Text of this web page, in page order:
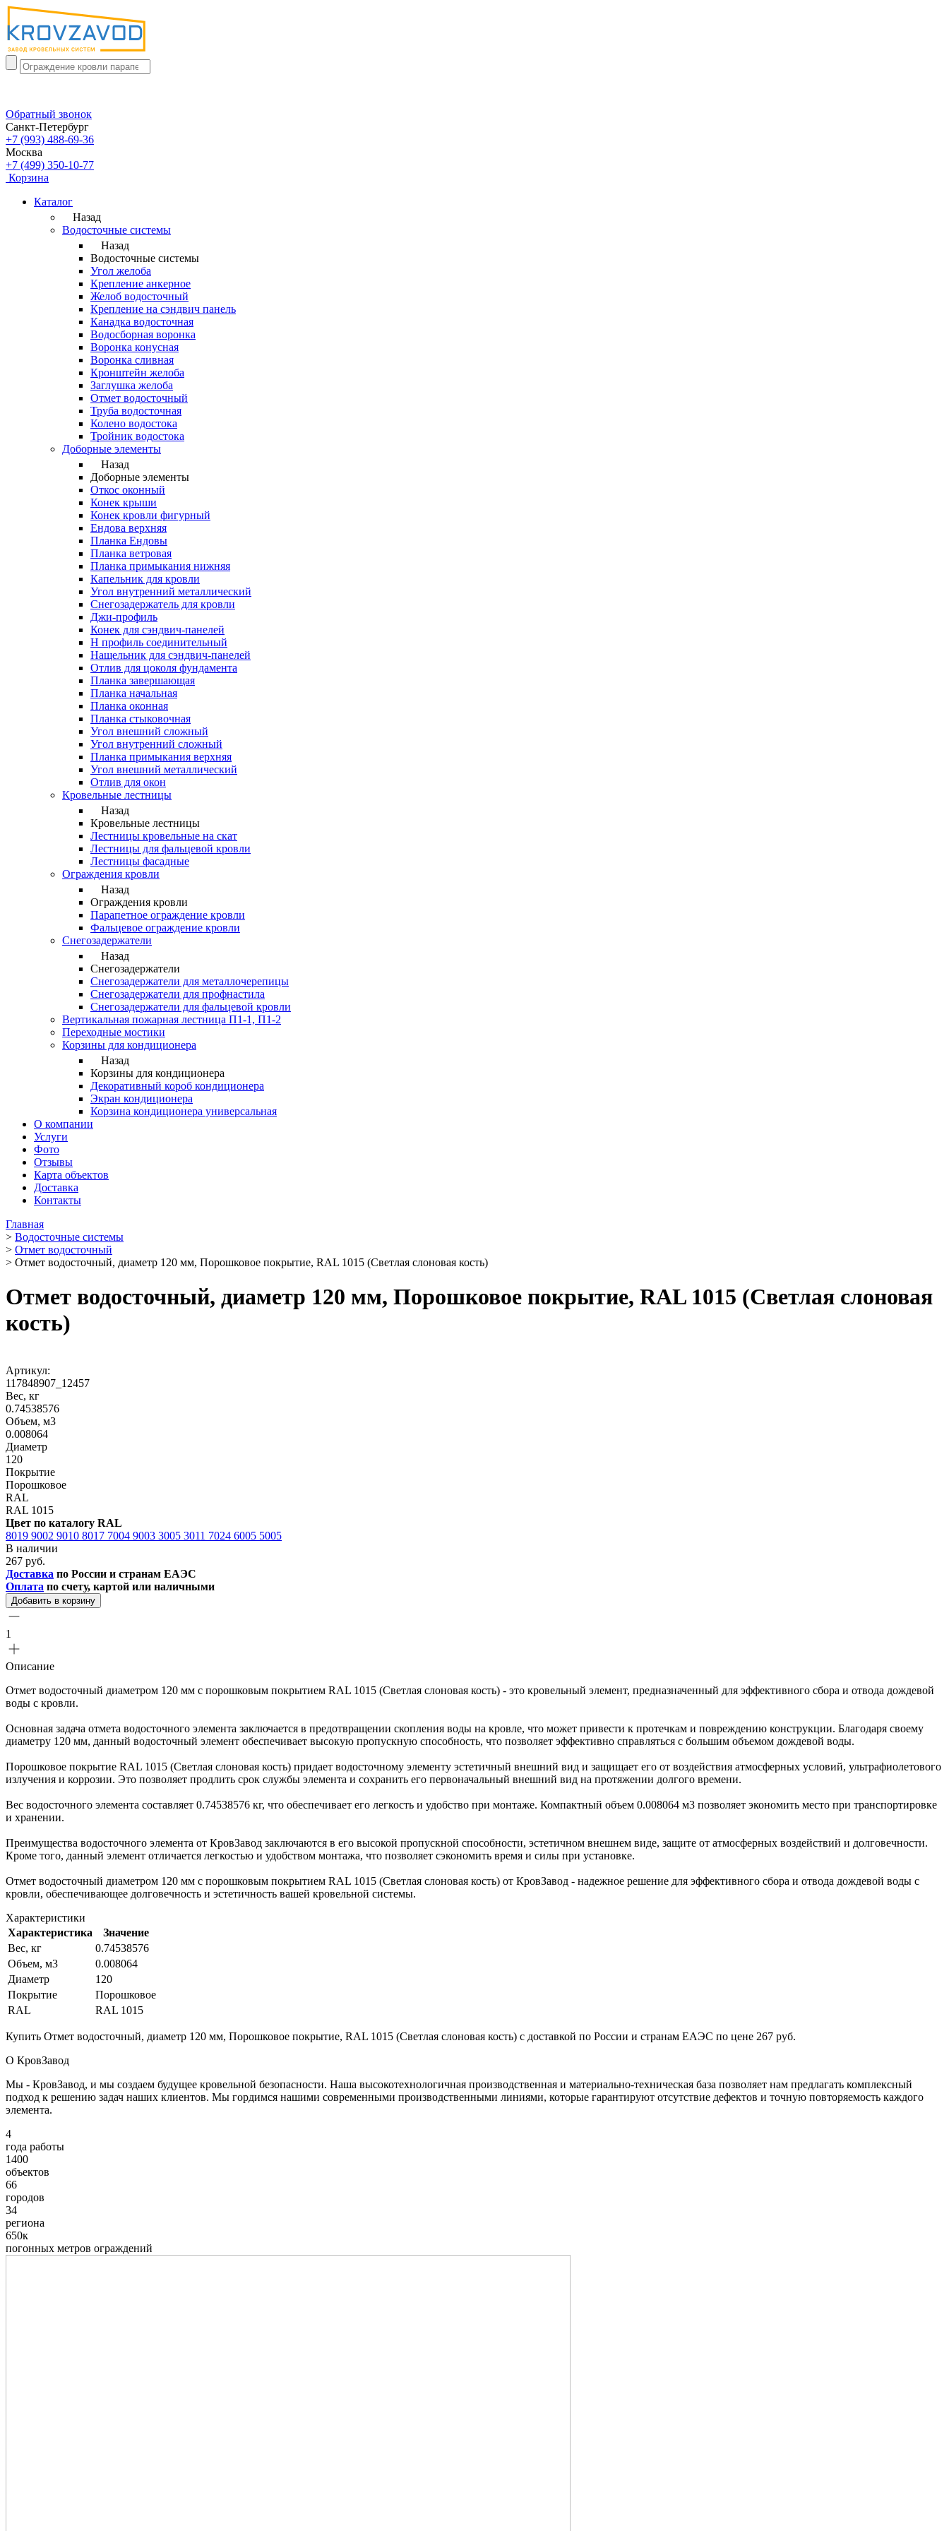
Обратный звонок
Санкт-Петербург
+7 (993) 488-69-36
Москва
+7 (499) 350-10-77
Корзина
Каталог
Назад
Водосточные системы
Назад
Водосточные системы
Угол желоба
Крепление анкерное
Желоб водосточный
Крепление на сэндвич панель
Канадка водосточная
Водосборная воронка
Воронка конусная
Воронка сливная
Кронштейн желоба
Заглушка желоба
Отмет водосточный
Труба водосточная
Колено водостока
Тройник водостока
Доборные элементы
Назад
Доборные элементы
Откос оконный
Конек крыши
Конек кровли фигурный
Ендова верхняя
Планка Ендовы
Планка ветровая
Планка примыкания нижняя
Капельник для кровли
Угол внутренний металлический
Снегозадержатель для кровли
Джи-профиль
Конек для сэндвич-панелей
Н профиль соединительный
Нащельник для сэндвич-панелей
Отлив для цоколя фундамента
Планка завершающая
Планка начальная
Планка оконная
Планка стыковочная
Угол внешний сложный
Угол внутренний сложный
Планка примыкания верхняя
Угол внешний металлический
Отлив для окон
Кровельные лестницы
Назад
Кровельные лестницы
Лестницы кровельные на скат
Лестницы для фальцевой кровли
Лестницы фасадные
Ограждения кровли
Назад
Ограждения кровли
Парапетное ограждение кровли
Фальцевое ограждение кровли
Снегозадержатели
Назад
Снегозадержатели
Снегозадержатели для металлочерепицы
Снегозадержатели для профнастила
Снегозадержатели для фальцевой кровли
Вертикальная пожарная лестница П1-1, П1-2
Переходные мостики
Корзины для кондиционера
Назад
Корзины для кондиционера
Декоративный короб кондиционера
Экран кондиционера
Корзина кондиционера универсальная
О компании
Услуги
Фото
Отзывы
Карта объектов
Доставка
Контакты
Главная
> Водосточные системы
> Отмет водосточный
> Отмет водосточный, диаметр 120 мм, Порошковое покрытие, RAL 1015 (Светлая слоновая кость)
Отмет водосточный, диаметр 120 мм, Порошковое покрытие, RAL 1015 (Светлая слоновая
кость)
Артикул:
117848907_12457
Вес, кг
0.74538576
Объем, м3
0.008064
Диаметр
120
Покрытие
Порошковое
RAL
RAL 1015
Цвет по каталогу RAL
8019 9002 9010 8017 7004 9003 3005 3011 7024 6005 5005
В наличии
267 руб.
Доставка по России и странам ЕАЭС
Оплата по счету, картой или наличными
Добавить в корзину
1
Описание
Отмет водосточный диаметром 120 мм с порошковым покрытием RAL 1015 (Светлая слоновая кость) - это кровельный элемент, предназначенный для эффективного сбора и отвода дождевой
воды с кровли.
Основная задача отмета водосточного элемента заключается в предотвращении скопления воды на кровле, что может привести к протечкам и повреждению конструкции. Благодаря своему
диаметру 120 мм, данный водосточный элемент обеспечивает высокую пропускную способность, что позволяет эффективно справляться с большим объемом дождевой воды.
Порошковое покрытие RAL 1015 (Светлая слоновая кость) придает водосточному элементу эстетичный внешний вид и защищает его от воздействия атмосферных условий, ультрафиолетового
излучения и коррозии. Это позволяет продлить срок службы элемента и сохранить его первоначальный внешний вид на протяжении долгого времени.
Вес водосточного элемента составляет 0.74538576 кг, что обеспечивает его легкость и удобство при монтаже. Компактный объем 0.008064 м3 позволяет экономить место при транспортировке
и хранении.
Преимущества водосточного элемента от КровЗавод заключаются в его высокой пропускной способности, эстетичном внешнем виде, защите от атмосферных воздействий и долговечности.
Кроме того, данный элемент отличается легкостью и удобством монтажа, что позволяет сэкономить время и силы при установке.
Отмет водосточный диаметром 120 мм с порошковым покрытием RAL 1015 (Светлая слоновая кость) от КровЗавод - надежное решение для эффективного сбора и отвода дождевой воды с
кровли, обеспечивающее долговечность и эстетичность вашей кровельной системы.
Характеристики
Характеристика
Значение
Вес, кг
0.74538576
Объем, м3
0.008064
Диаметр
120
Покрытие
Порошковое
RAL
RAL 1015
Купить Отмет водосточный, диаметр 120 мм, Порошковое покрытие, RAL 1015 (Светлая слоновая кость) с доставкой по России и странам ЕАЭС по цене 267 руб.
О КровЗавод
Мы - КровЗавод, и мы создаем будущее кровельной безопасности. Наша высокотехнологичная производственная и материально-техническая база позволяет нам предлагать комплексный
подход к решению задач наших клиентов. Мы гордимся нашими современными производственными линиями, которые гарантируют отсутствие дефектов и точную повторяемость каждого
элемента.
4
года работы
1400
объектов
66
городов
34
региона
650к
погонных метров ограждений